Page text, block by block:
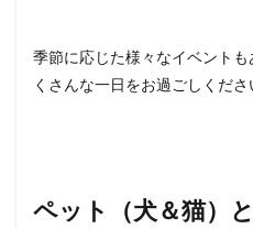
季節に応じた様々なイベント
くさんな一日をお過ごしくださ
ペット（犬＆猫）